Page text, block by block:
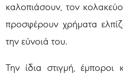
καλοπιάσουν, τον
προσφέρουν χρήματα
την εύνοιά του.
Την ίδια στιγμή, έμποροι